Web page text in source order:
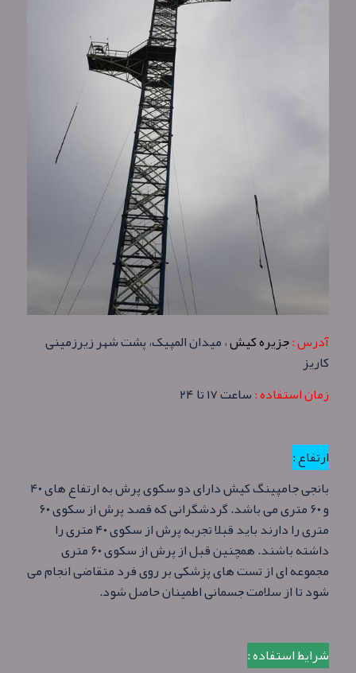
آدرس :جزیره کیش، میدان المپیک، پشت شهر زیرزمینی
کاریز
زمان استفاده :ساعت ۱۷ تا ۲۴
ارتفاع :
بانجی جامپینگ کیش دارای دو سکوی پرش به ارتفاع های ۴۰
و ۶۰ متری می باشد. گردشگرانی که قصد پرش از سکوی ۶۰
متری را دارند باید قبلا تجربه پرش از سکوی ۴۰ متری را
داشته باشند. همچنین قبل از پرش از سکوی ۶۰ متری
مجموعه ای از تست های پزشکی بر روی فرد متقاضی انجام می
شود تا از سلامت جسمانی اطمینان حاصل شود.
شرایط استفاده :